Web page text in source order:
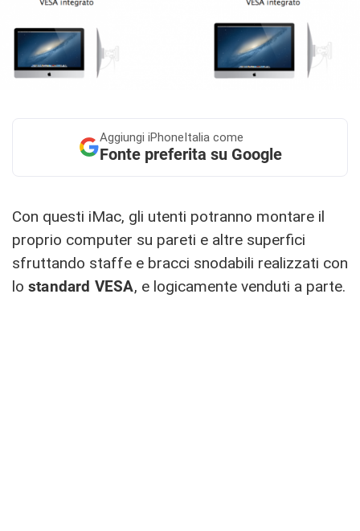
Aggiungi iPhoneItalia come
Fonte preferita su Google
Con questi iMac, gli utenti potranno montare il
proprio computer su pareti e altre superfici
sfruttando staffe e bracci snodabili realizzati con
lo standard VESA, e logicamente venduti a parte.